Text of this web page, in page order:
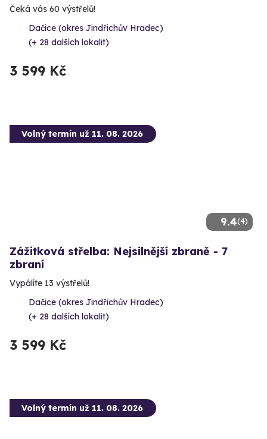
Čeká vás 60 výstřelů!
Dačice (okres Jindřichův Hradec)
(+ 28 dalších lokalit)
3 599 Kč
9.4(4)
Volný termín už 11. 08. 2026
Zážitková střelba: Nejsilnější zbraně - 7
zbraní
Vypálíte 13 výstřelů!
Dačice (okres Jindřichův Hradec)
(+ 28 dalších lokalit)
3 599 Kč
Volný termín už 11. 08. 2026